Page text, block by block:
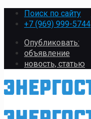
Поиск по сайту
+7 (969) 999-5744
Опубликовать:
объявление
новость, статью